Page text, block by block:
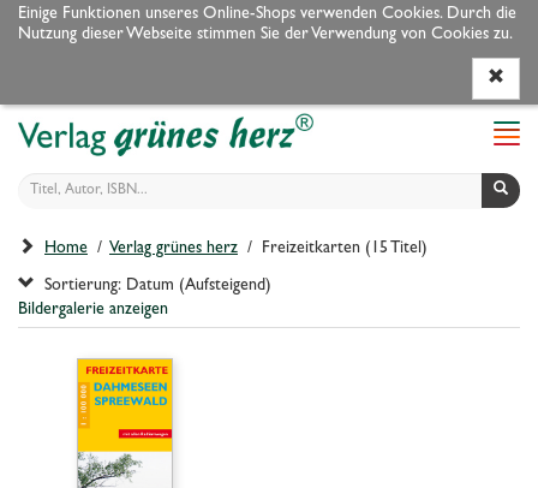
Einige Funktionen unseres Online-Shops verwenden Cookies. Durch die
Nutzung dieser Webseite stimmen Sie der Verwendung von Cookies zu.
Home / Verlag grünes herz / Freizeitkarten (15 Titel)
Sortierung: Datum (Aufsteigend)
Bildergalerie anzeigen